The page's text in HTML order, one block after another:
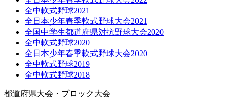
全中軟式野球2021
全日本少年春季軟式野球大会2021
全国中学生都道府県対抗野球大会2020
全中軟式野球2020
全日本少年春季軟式野球大会2020
全中軟式野球2019
全中軟式野球2018
都道府県大会・ブロック大会